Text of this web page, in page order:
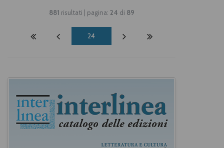
881 risultati | pagina: 24 di 89
24